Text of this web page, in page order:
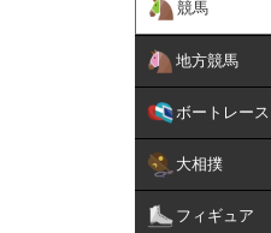
競馬
地方競馬
ボートレース
大相撲
フィギュア